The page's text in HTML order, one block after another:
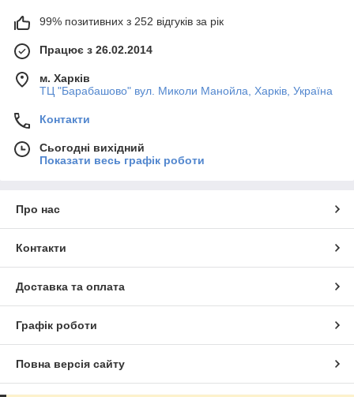
99% позитивних з 252 відгуків за рік
Працює з 26.02.2014
м. Харків
ТЦ "Барабашово" вул. Миколи Манойла, Харків, Україна
Контакти
Сьогодні вихідний
Показати весь графік роботи
Про нас
Контакти
Доставка та оплата
Графік роботи
Повна версія сайту